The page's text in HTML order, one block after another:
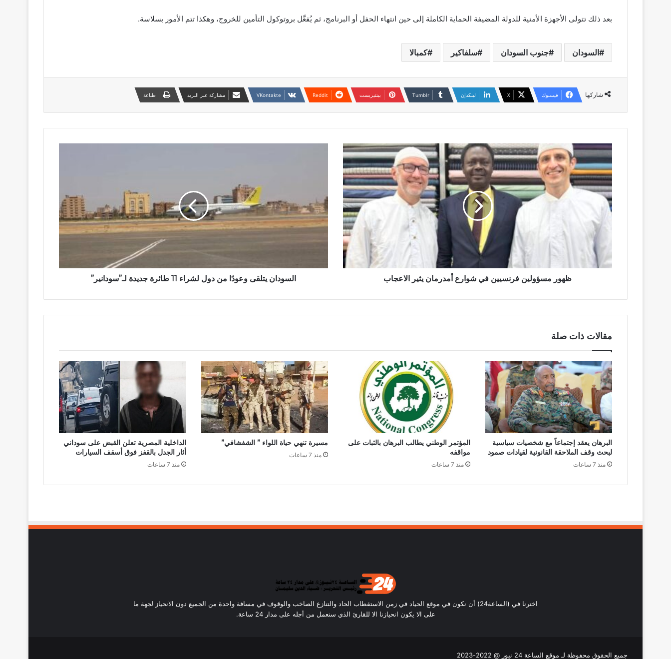
بعد ذلك تتولى الأجهزة الأمنية للدولة المضيفة الحماية الكاملة إلى حين انتهاء الحفل أو البرنامج، ثم يُفعَّل بروتوكول التأمين للخروج، وهكذا تتم الأمور بسلاسة.
السودان جنوب السودان سلفاكير كمبالا
شاركها فيسبوك ‫X لينكدإن بينتيريست مشاركة عبر البريد طباعة
ظهور
مسؤولين
فرنسيين
في
شوارع
أمدرمان
يثير
الاعجاب
ظهور مسؤولين فرنسيين في شوارع أمدرمان يثير الاعجاب
لشراء
11
طائرة
لـ”سودانير”
السودان يتلقى وعودًا من دول لشراء 11 طائرة جديدة لـ”سودانير”
مقالات ذات صلة
البرهان يعقد إجتماعاً مع شخصيات سياسية
لبحث وقف الملاحقة القانونية لقيادات صمود
منذ 7 ساعات
المؤتمر الوطني يطالب البرهان بالثبات على
مواقفه
منذ 7 ساعات
مسيرة تنهي حياة اللواء ” الشفشافي”
منذ 7 ساعات
الداخلية المصرية تعلن القبض على سوداني
أثار الجدل بالقفز فوق أسقف السيارات
منذ 7 ساعات
اخترنا في (الساعة24) أن نكون في موقع الحياد في زمن الاستقطاب الحاد والتنازع الصاخب والوقوف في مسافة واحدة من الجميع دون الانحياز لجهة ما
على الا يكون انحيازنا الا للقارئ الذي سنعمل من أجله على مدار 24 ساعة.
جميع الحقوق محفوظة لـ موقع الساعة 24 نيوز @ 2022-2023